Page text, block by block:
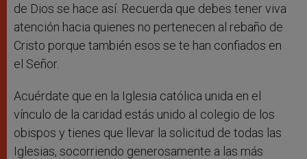
de Dios se hace así. Recuerda que debes tener viva
atención hacia quienes no pertenecen al rebaño de
Cristo porque también esos se te han confiados en
el Señor.
Acuérdate que en la Iglesia católica unida en el
vínculo de la caridad estás unido al colegio de los
obispos y tienes que llevar la solicitud de todas las
Iglesias, socorriendo generosamente a las más